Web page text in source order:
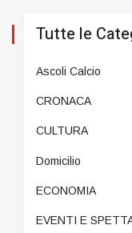
Tutte le
Ascoli Calcio
CRONACA
CULTURA
Domicilio
ECONOMIA
EVENTI E